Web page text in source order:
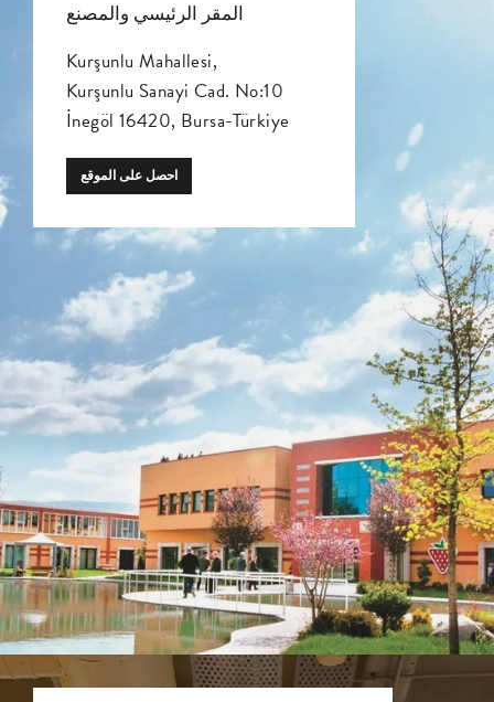
المقر الرئيسي والمصنع
Kurşunlu Mahallesi,
Kurşunlu Sanayi Cad. No:10
İnegöl 16420, Bursa-Türkiye
احصل على الموقع